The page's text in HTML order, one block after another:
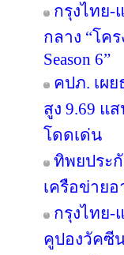
กรุงไทย
กลาง “โคร
Season 6”
คปภ. เผ
สูง 9.69 แ
โดดเด่น
ทิพยประ
เครือข่าย
กรุงไทย-
คูปองวัคซี